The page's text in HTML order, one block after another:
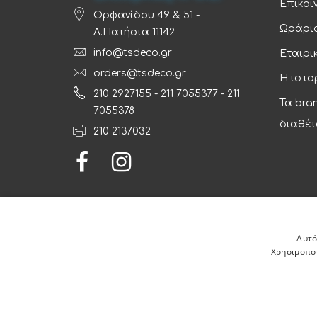
Ορφανίδου 49 & 51 -
Α.Πατήσια 11142
info@tsdeco.gr
orders@tsdeco.gr
210 2927155 - 211 7055377 - 211
7055378
210 2137032
Η
Τα